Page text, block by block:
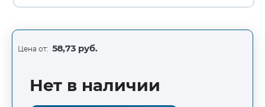
Цена от: 58,73 руб.
Нет в наличии